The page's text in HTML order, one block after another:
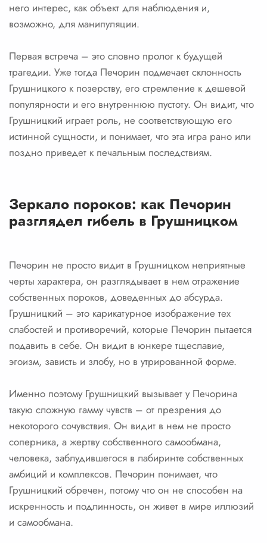
него интерес, как объект для наблюдения и,
возможно, для манипуляции.
Первая встреча – это словно пролог к будущей
трагедии. Уже тогда Печорин подмечает склонность
Грушницкого к позерству, его стремление к дешевой
популярности и его внутреннюю пустоту. Он видит, что
Грушницкий играет роль, не соответствующую его
истинной сущности, и понимает, что эта игра рано или
поздно приведет к печальным последствиям.
Зеркало пороков: как Печорин
разглядел гибель в Грушницком
Печорин не просто видит в Грушницком неприятные
черты характера, он разглядывает в нем отражение
собственных пороков, доведенных до абсурда.
Грушницкий – это карикатурное изображение тех
слабостей и противоречий, которые Печорин пытается
подавить в себе. Он видит в юнкере тщеславие,
эгоизм, зависть и злобу, но в утрированной форме.
Именно поэтому Грушницкий вызывает у Печорина
такую сложную гамму чувств – от презрения до
некоторого сочувствия. Он видит в нем не просто
соперника, а жертву собственного самообмана,
человека, заблудившегося в лабиринте собственных
амбиций и комплексов. Печорин понимает, что
Грушницкий обречен, потому что он не способен на
искренность и подлинность, он живет в мире иллюзий
и самообмана.